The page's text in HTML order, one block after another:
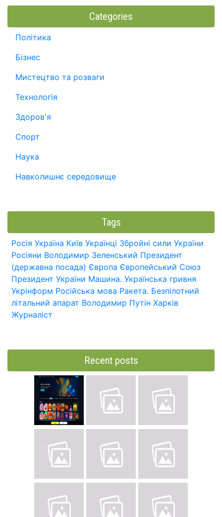
Categories
Політика
Бізнес
Мистецтво та розваги
Технологія
Здоров'я
Спорт
Наука
Навколишнє середовище
Tags
Росія Україна Київ Українці Збройні сили України
Росіяни Володимир Зеленський Президент
(державна посада) Європа Європейський Союз
Президент України Машина. Українська гривня
Укрінформ Російська мова Ракета. Безпілотний
літальний апарат Володимир Путін Харків
Журналіст
Recent posts